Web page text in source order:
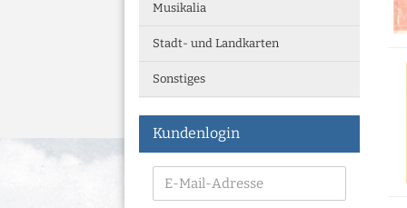
Musikalia
Stadt- und Landkarten
Sonstiges
Kundenlogin